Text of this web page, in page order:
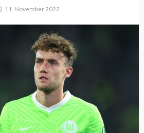
11. November 2022